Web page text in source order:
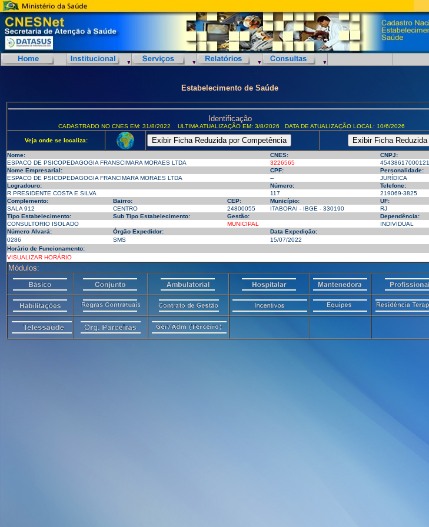
Estabelecimento de Saúde
Identificação
CADASTRADO NO CNES EM: 31/8/2022 ULTIMA ATUALIZAÇÃO EM: 3/8/2026 DATA DE ATUALIZAÇÃO LOCAL: 10/6/2026
Veja onde se localiza:
Nome: CNES:
CNPJ:
ESPACO DE PSICOPEDAGOGIA FRANSCIMARA MORAES LTDA
3226565
45438617000121
Nome Empresarial:
CPF:
Personalidade:
ESPACO DE PSICOPEDAGOGIA FRANCIMARA MORAES LTDA
--
JURÍDICA
Logradouro:
Número:
Telefone:
R PRESIDENTE COSTA E SILVA
117
219069-3825
Complemento:
Bairro: CEP: Município:
UF:
SALA 912
CENTRO 24800055 ITABORAI - IBGE - 330190
RJ
Tipo Estabelecimento:
Sub Tipo Estabelecimento: Gestão:
Dependência:
CONSULTORIO ISOLADO
MUNICIPAL
INDIVIDUAL
Número Alvará:
Órgão Expedidor:
Data Expedição:
0286
SMS
15/07/2022
Horário de Funcionamento:
VISUALIZAR HORÁRIO
Módulos: